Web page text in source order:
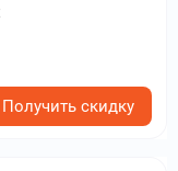
Получить скидку